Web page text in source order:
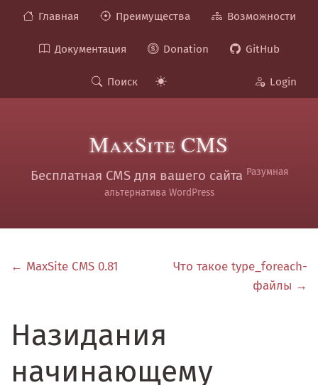
Главная Преимущества Возможности
Документация Donation GitHub
Поиск Login
MaxSite CMS
Бесплатная CMS для вашего сайта Разумная
альтернатива WordPress
← MaxSite CMS 0.81
Что такое type_foreach-
файлы →
Назидания
начинающему